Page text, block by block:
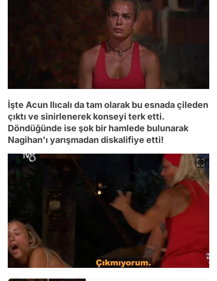
İşte Acun Ilıcalı da tam olarak bu esnada çileden
çıktı ve sinirlenerek konseyi terk etti.
Döndüğünde ise şok bir hamlede bulunarak
Nagihan'ı yarışmadan diskalifiye etti!